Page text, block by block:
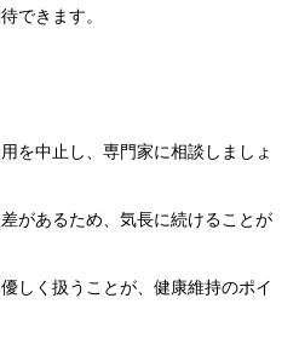
できます。
を中止し、専門家に相談しましょ
があるため、気長に続けることが
しく扱うことが、健康維持のポイ